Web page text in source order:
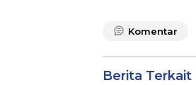
Komentar
Berita Terkait